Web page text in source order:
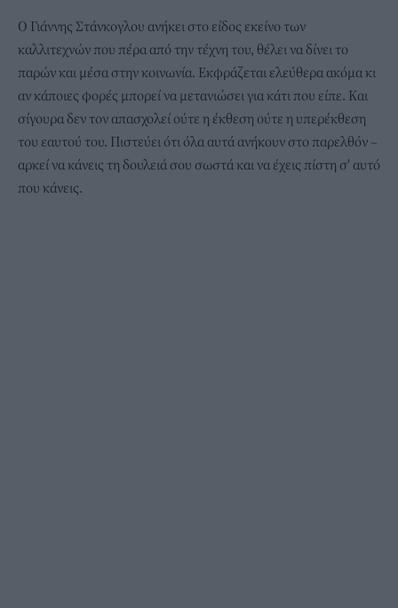
Ο Γιάννης Στάνκογλου ανήκει στο είδος εκείνο των
καλλιτεχνών που πέρα από την τέχνη του, θέλει να δίνει το
παρών και μέσα στην κοινωνία. Εκφράζεται ελεύθερα ακόμα κι
αν κάποιες φορές μπορεί να μετανιώσει για κάτι που είπε. Και
σίγουρα δεν τον απασχολεί ούτε η έκθεση ούτε η υπερέκθεση
του εαυτού του. Πιστεύει ότι όλα αυτά ανήκουν στο παρελθόν –
αρκεί να κάνεις τη δουλειά σου σωστά και να έχεις πίστη σ' αυτό
που κάνεις.